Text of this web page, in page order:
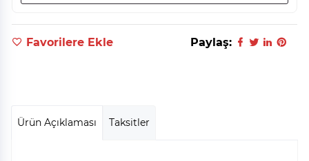
Favorilere Ekle Paylaş:
Ürün Açıklaması Taksitler